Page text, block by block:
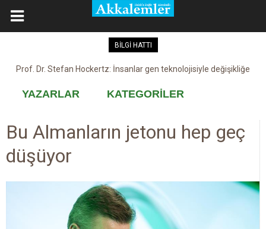
BİLGİ HATTI
Prof. Dr. Stefan Hockertz: İnsanlar gen teknolojisiyle değişikliğe
Kovid-19 aşısı, devşirme ve kobay!
YAZARLAR KATEGORİLER
Bu Almanların jetonu hep geç
düşüyor